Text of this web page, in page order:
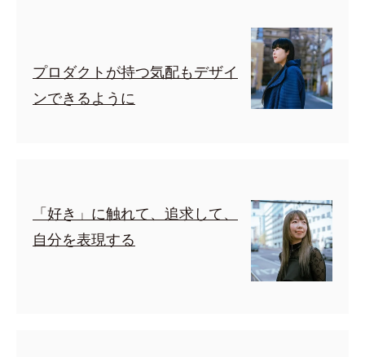
プロダクトが持つ気配もデザイ
ンできるように
「好き」に触れて、追求して、
自分を表現する